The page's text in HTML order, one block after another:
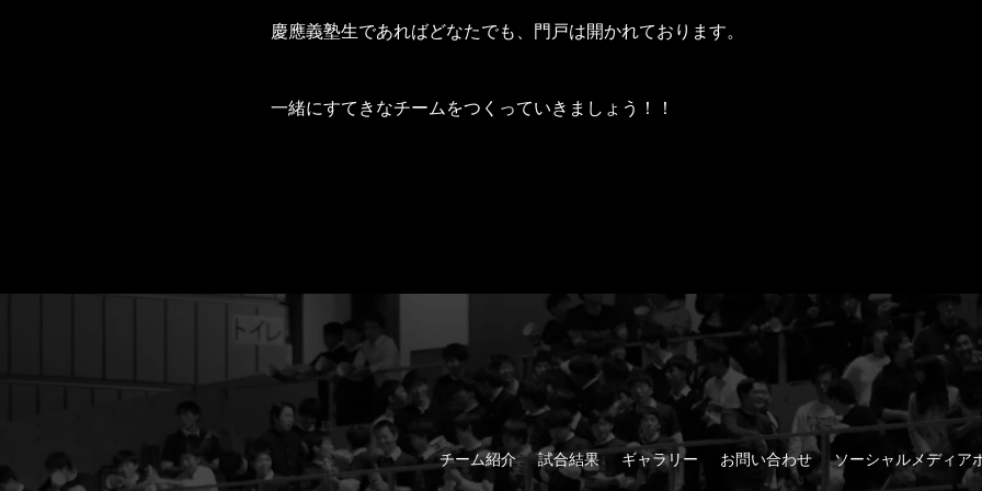
慶應義塾生であればどなたでも、門戸は開かれております。
一緒にすてきなチームをつくっていきましょう！！
チーム紹介 試合結果 ギャラリー お問い合わせ ソーシャルメディア